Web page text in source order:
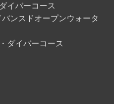
イバーコース
ンスドオープンウォータ
ダイバーコース